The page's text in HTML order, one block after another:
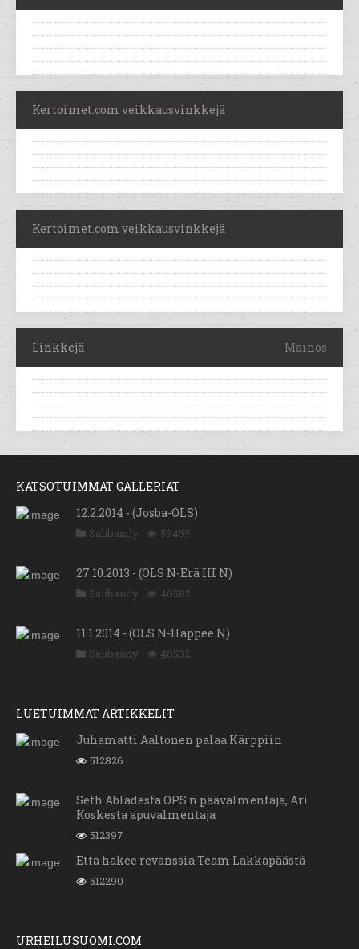
Kertoimet.com veikkausvinkkejä
Kertoimet.com veikkausvinkkejä
Linkkejä Mainos
KATSOTUIMMAT GALLERIAT
12.2.2014 - (Josba-OLS)
Salibandy 59455
27.10.2013 - (OLS N-Erä III N)
Salibandy 40582
11.1.2014 - (OLS N-Happee N)
Salibandy 40532
LUETUIMMAT ARTIKKELIT
Juhamatti Aaltonen palaa Kärppiin
512826
Seth Abladesta OPS:n päävalmentaja, Ari
Koskesta apuvalmentaja
512397
Etta hakee revanssia Team Lakkapäästä
512290
URHEILUSUOMI.COM